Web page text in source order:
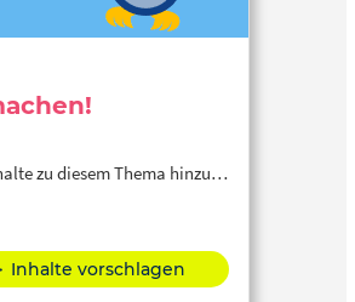
zu diesem Thema hinzu…
Inhalte vorschlagen